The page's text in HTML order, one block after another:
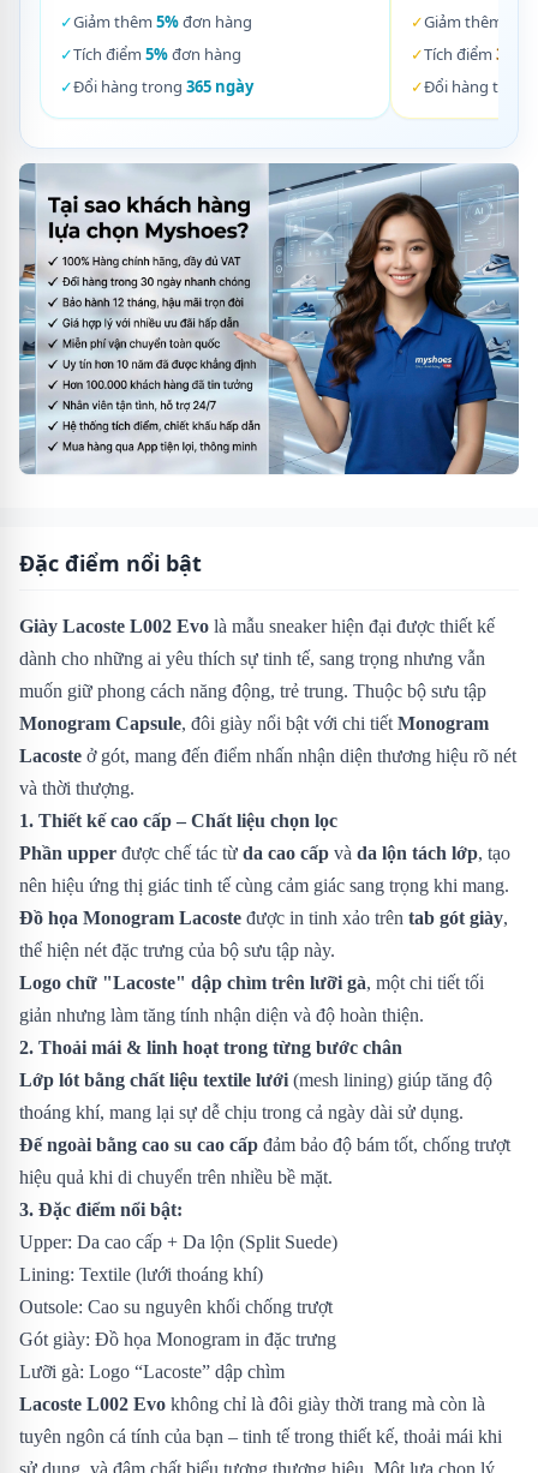
✓Giảm thêm 5%đơn hàng
✓Tích điểm 5%đơn hàng
✓Đổi hàng trong 365 ngày
✓Giảm thêm
✓Tích điểm 3%
✓Đổi hàng trong
Đặc điểm nổi bật
Giày Lacoste L002 Evo là mẫu sneaker hiện đại được thiết kế
dành cho những ai yêu thích sự tinh tế, sang trọng nhưng vẫn
muốn giữ phong cách năng động, trẻ trung. Thuộc bộ sưu tập
Monogram Capsule, đôi giày nổi bật với chi tiết Monogram
Lacoste ở gót, mang đến điểm nhấn nhận diện thương hiệu rõ nét
và thời thượng.
1. Thiết kế cao cấp – Chất liệu chọn lọc
Phần upper được chế tác từ da cao cấp và da lộn tách lớp, tạo
nên hiệu ứng thị giác tinh tế cùng cảm giác sang trọng khi mang.
Đồ họa Monogram Lacoste được in tinh xảo trên tab gót giày,
thể hiện nét đặc trưng của bộ sưu tập này.
Logo chữ "Lacoste" dập chìm trên lưỡi gà, một chi tiết tối
giản nhưng làm tăng tính nhận diện và độ hoàn thiện.
2. Thoải mái & linh hoạt trong từng bước chân
Lớp lót bằng chất liệu textile lưới (mesh lining) giúp tăng độ
thoáng khí, mang lại sự dễ chịu trong cả ngày dài sử dụng.
Đế ngoài bằng cao su cao cấp đảm bảo độ bám tốt, chống trượt
hiệu quả khi di chuyển trên nhiều bề mặt.
3. Đặc điểm nổi bật:
Upper: Da cao cấp + Da lộn (Split Suede)
Lining: Textile (lưới thoáng khí)
Outsole: Cao su nguyên khối chống trượt
Gót giày: Đồ họa Monogram in đặc trưng
Lưỡi gà: Logo “Lacoste” dập chìm
Lacoste L002 Evo không chỉ là đôi giày thời trang mà còn là
tuyên ngôn cá tính của bạn – tinh tế trong thiết kế, thoải mái khi
sử dụng, và đậm chất biểu tượng thương hiệu. Một lựa chọn lý